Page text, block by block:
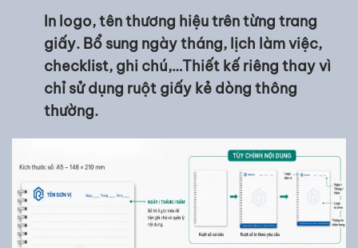
In logo, tên thương hiệu trên từng trang
giấy. Bổ sung ngày tháng, lịch làm việc,
checklist, ghi chú,…Thiết kế riêng thay vì
chỉ sử dụng ruột giấy kẻ dòng thông
thường.